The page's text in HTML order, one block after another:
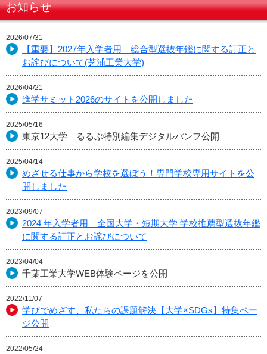
お知らせ
2026/07/31
【重要】2027年入学者用 総合型選抜年鑑に関する訂正と
お詫びについて(芝浦工業大学)
2026/04/21
進学サミット2026のサイトを公開しました
2025/05/16
東京12大学 るるぶ特別編集デジタルパンフ公開
2025/04/14
めざせる仕事から学校を選ぼう！専門学校専用サイトを公
開しました
2023/09/07
2024 年入学者用 全国大学・短期大学 学校推薦型選抜年鑑
に関する訂正とお詫びについて
2023/04/04
千葉工業大学WEB体験ページを公開
2022/11/07
学びでめざす、私たちの課題解決【大学×SDGs】特集ペー
ジ公開
2022/05/24